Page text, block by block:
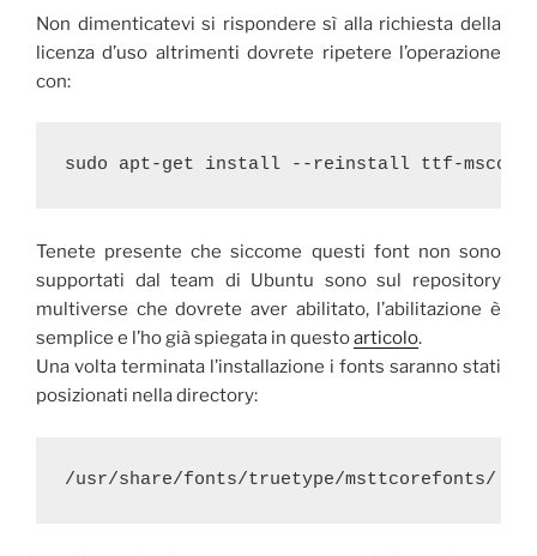
Non dimenticatevi si rispondere sì alla richiesta della
licenza d’uso altrimenti dovrete ripetere l’operazione
con:
sudo apt-get install --reinstall ttf-
Tenete presente che siccome questi font non sono
supportati dal team di Ubuntu sono sul repository
multiverse che dovrete aver abilitato, l’abilitazione è
semplice e l’ho già spiegata in questoarticolo.
Una volta terminata l’installazione i fonts saranno stati
posizionati nella directory:
/usr/share/fonts/truetype/msttcorefonts/